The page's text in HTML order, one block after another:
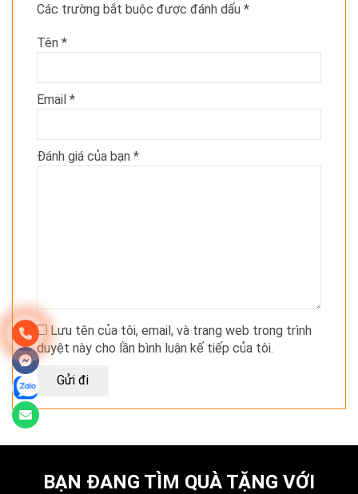
Các trường bắt buộc được đánh dấu *
Tên *
Email *
Đánh giá của bạn *
Lưu tên của tôi, email, và trang web trong trình
duyệt này cho lần bình luận kế tiếp của tôi.
BẠN ĐANG TÌM QUÀ TẶNG VỚI